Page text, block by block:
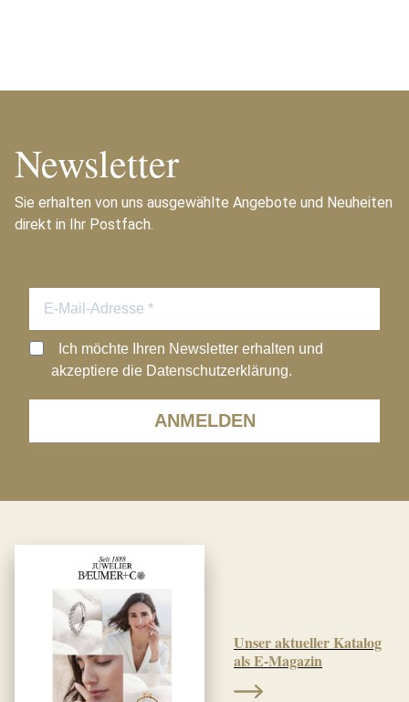
Newsletter
Sie erhalten von uns ausgewählte Angebote und Neuheiten
direkt in Ihr Postfach.
ANMELDEN
Ich möchte Ihren Newsletter erhalten und
akzeptiere die Datenschutzerklärung.
Unser aktueller Katalog
als E-Magazin